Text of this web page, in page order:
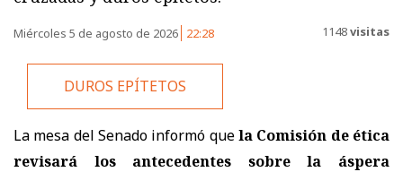
Miércoles 5 de agosto de 2026 22:28 1148visitas
DUROS EPÍTETOS
La mesa del Senado informó quela Comisión de ética
revisará los antecedentes sobre la áspera